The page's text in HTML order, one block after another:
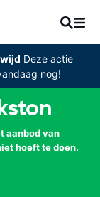
Deze actie
nog!
aanbod van
hoeft te doen.